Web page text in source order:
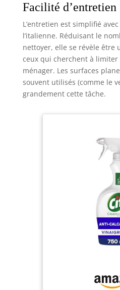
Facilité d’entretien
L’entretien est simplifié
l’italienne. Réduisant le
nettoyer, elle se révèle
ceux qui cherchent à limiter
ménager. Les surfaces
souvent utilisés (comme le
grandement cette tâche.